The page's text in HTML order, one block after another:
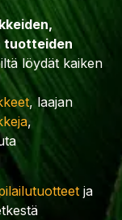
tuotteiden
löydät kaiken
, laajan
,
ja